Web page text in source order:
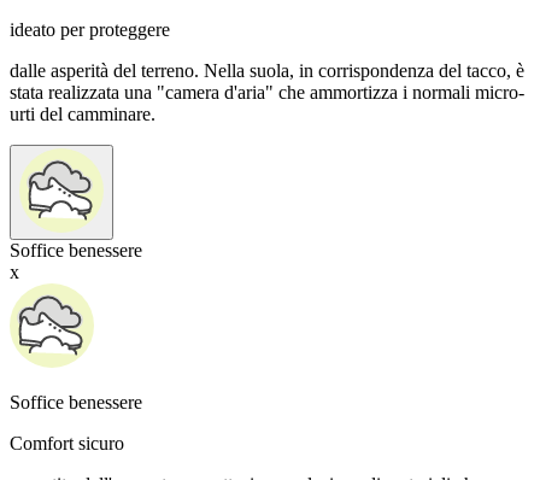
ideato per proteggere
dalle asperità del terreno. Nella suola, in corrispondenza del tacco, è
stata realizzata una "camera d'aria" che ammortizza i normali micro-
urti del camminare.
Soffice benessere
x
Soffice benessere
Comfort sicuro